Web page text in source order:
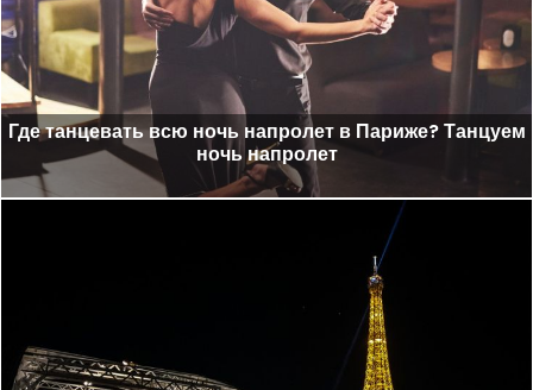
Где танцевать всю ночь напролет в Париже? Танцуем
ночь напролет